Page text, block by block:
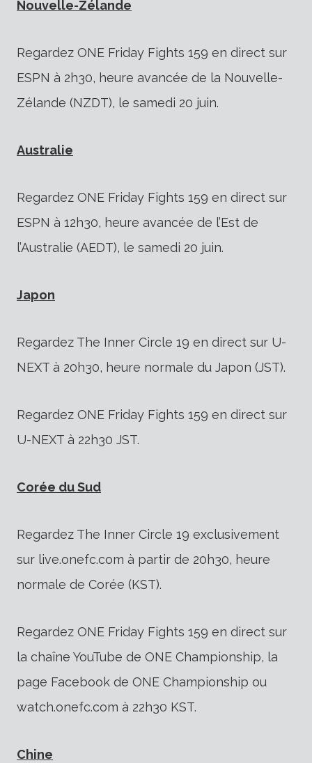
Nouvelle-Zélande
Regardez ONE Friday Fights 159 en direct sur
ESPN à 2h30, heure avancée de la Nouvelle-
Zélande (NZDT), le samedi 20 juin.
Australie
Regardez ONE Friday Fights 159 en direct sur
ESPN à 12h30, heure avancée de l’Est de
l’Australie (AEDT), le samedi 20 juin.
Japon
Regardez The Inner Circle 19 en direct sur U-
NEXT à 20h30, heure normale du Japon (JST).
Regardez ONE Friday Fights 159 en direct sur
U-NEXT à 22h30 JST.
Corée du Sud
Regardez The Inner Circle 19 exclusivement
sur live.onefc.com à partir de 20h30, heure
normale de Corée (KST).
Regardez ONE Friday Fights 159 en direct sur
la chaîne YouTube de ONE Championship, la
page Facebook de ONE Championship ou
watch.onefc.com à 22h30 KST.
Chine